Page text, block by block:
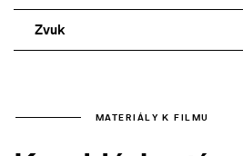
Zvuk
MATERIÁLY K FILMU